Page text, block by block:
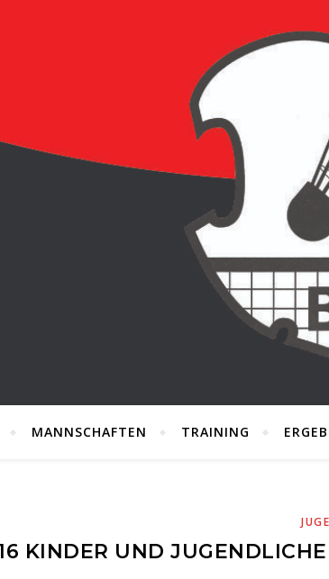
MANNSCHAFTEN TRAINING
KINDER UND